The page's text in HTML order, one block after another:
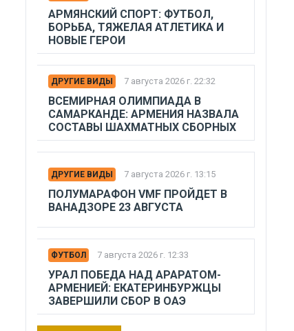
АРМЯНСКИЙ СПОРТ: ФУТБОЛ,
БОРЬБА, ТЯЖЕЛАЯ АТЛЕТИКА И
НОВЫЕ ГЕРОИ
ДРУГИЕ ВИДЫ 7 августа 2026 г. 22:32
ВСЕМИРНАЯ ОЛИМПИАДА В
САМАРКАНДЕ: АРМЕНИЯ НАЗВАЛА
СОСТАВЫ ШАХМАТНЫХ СБОРНЫХ
ДРУГИЕ ВИДЫ 7 августа 2026 г. 13:15
ПОЛУМАРАФОН VMF ПРОЙДЕТ В
ВАНАДЗОРЕ 23 АВГУСТА
ФУТБОЛ 7 августа 2026 г. 12:33
УРАЛ ПОБЕДА НАД АРАРАТОМ-
АРМЕНИЕЙ: ЕКАТЕРИНБУРЖЦЫ
ЗАВЕРШИЛИ СБОР В ОАЭ